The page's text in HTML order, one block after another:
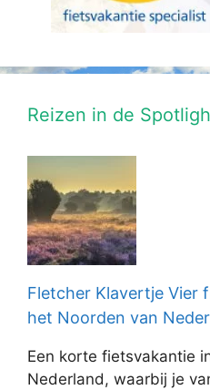
Reizen in de
Fletcher Klavertje Vier
het Noorden van
Een korte fietsvakantie
Nederland, waarbij je